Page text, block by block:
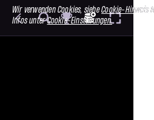
Wir verwenden Cookies, sieheCookie-Hinweis
Infos unterCookie-Einstellungen.